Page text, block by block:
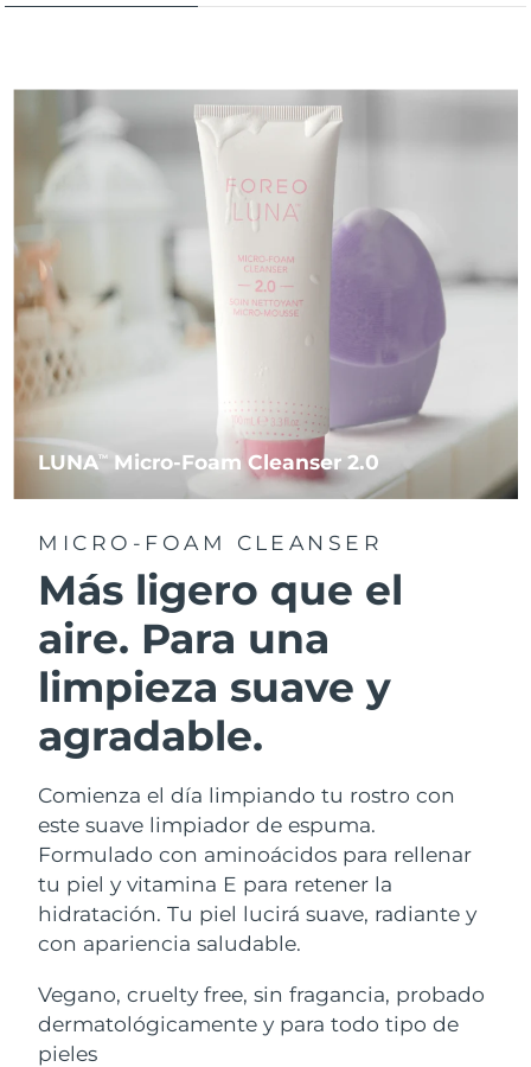
LUNATM Micro-Foam Cleanser 2.0
MICRO-FOAM CLEANSER
Más ligero que el
aire. Para una
limpieza suave y
agradable.
Comienza el día limpiando tu rostro con
este suave limpiador de espuma.
Formulado con aminoácidos para rellenar
tu piel y vitamina E para retener la
hidratación. Tu piel lucirá suave, radiante y
con apariencia saludable.
Vegano, cruelty free, sin fragancia, probado
dermatológicamente y para todo tipo de
pieles